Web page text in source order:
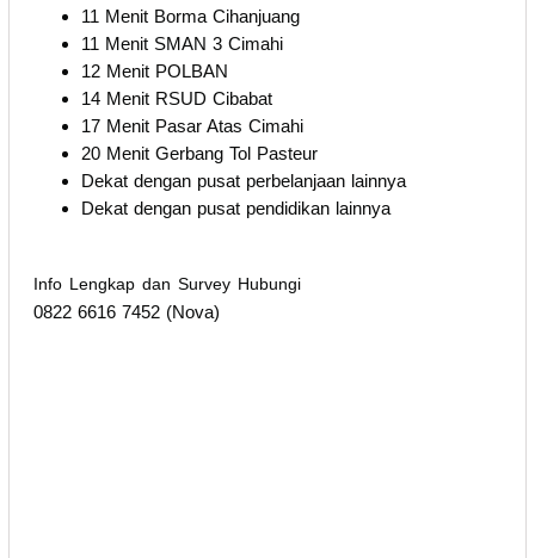
11 Menit Borma Cihanjuang
11 Menit SMAN 3 Cimahi
12 Menit POLBAN
14 Menit RSUD Cibabat
17 Menit Pasar Atas Cimahi
20 Menit Gerbang Tol Pasteur
Dekat dengan pusat perbelanjaan lainnya
Dekat dengan pusat pendidikan lainnya
Info Lengkap dan Survey Hubungi
0822 6616 7452 (Nova)